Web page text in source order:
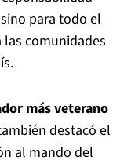
para todo el
comunidades
más veterano
destacó el
al mando del